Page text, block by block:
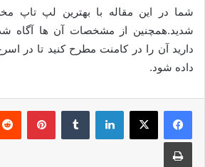
شما در این مقاله با بهترین لپ تاپ
شدید.همچنین از مشخصات آن ها آگاه
دارید آن را در کامنت مطرح کنید تا در
داده شود.
لینکدین ‫تامبلر
چاپ